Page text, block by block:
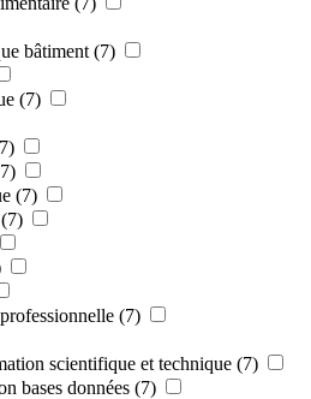
bâtiment (7)
(7)
(7)
(7)
(7)
scientifique et technique (7)
bases données (7)